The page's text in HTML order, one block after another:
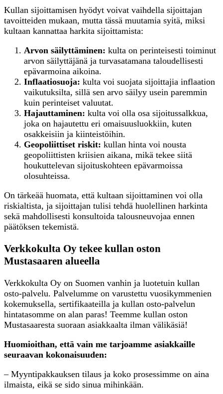
Kullan sijoittamisen hyödyt voivat vaihdella sijoittajan
tavoitteiden mukaan, mutta tässä muutamia syitä, miksi
kultaan kannattaa harkita sijoittamista:
Arvon säilyttäminen: kulta on perinteisesti toiminut
arvon säilyttäjänä ja turvasatamana taloudellisesti
epävarmoina aikoina.
Inflaatiosuoja: kulta voi suojata sijoittajia inflaation
vaikutuksilta, sillä sen arvo säilyy usein paremmin
kuin perinteiset valuutat.
Hajauttaminen: kulta voi olla osa sijoitussalkkua,
joka on hajautettu eri omaisuusluokkiin, kuten
osakkeisiin ja kiinteistöihin.
Geopoliittiset riskit: kullan hinta voi nousta
geopoliittisten kriisien aikana, mikä tekee siitä
houkuttelevan sijoituskohteen epävarmoissa
olosuhteissa.
On tärkeää huomata, että kultaan sijoittaminen voi olla
riskialtista, ja sijoittajan tulisi tehdä huolellinen harkinta
sekä mahdollisesti konsultoida talousneuvojaa ennen
päätöksen tekemistä.
Verkkokulta Oy tekee kullan oston
Mustasaaren alueella
Verkkokulta Oy on Suomen vanhin ja luotetuin kullan
osto-palvelu. Palvelumme on varustettu vuosikymmenien
kokemuksella, sertifikaateilla ja kullan osto-palvelun
hintatasomme on alan paras! Teemme kullan oston
Mustasaaresta suoraan asiakkaalta ilman välikäsiä!
Huomioithan, että vain me tarjoamme asiakkaille
seuraavan kokonaisuuden:
– Myyntipakkauksen tilaus ja koko prosessimme on aina
ilmaista, eikä se sido sinua mihinkään.